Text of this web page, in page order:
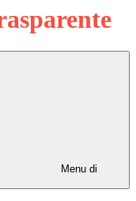
Menu di